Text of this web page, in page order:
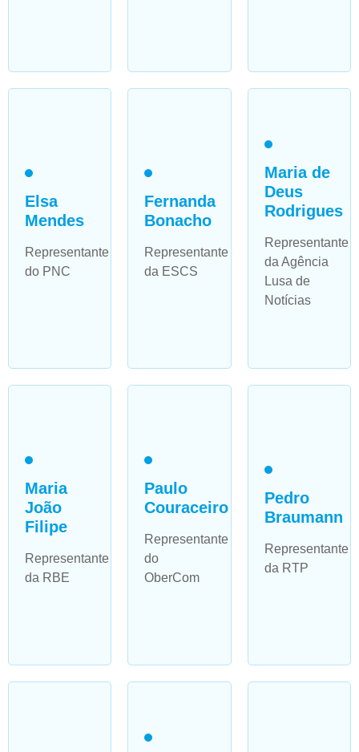
Elsa
Mendes
Representante
do PNC
Fernanda
Bonacho
Representante
da ESCS
Maria de
Deus
Rodrigues
Representante
da Agência
Lusa de
Notícias
Maria
João
Filipe
Representante
da RBE
Paulo
Couraceiro
Representante
do
OberCom
Pedro
Braumann
Representante
da RTP